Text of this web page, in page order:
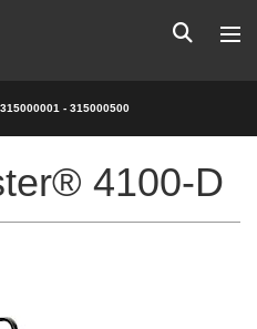
- 315000500
4100-D